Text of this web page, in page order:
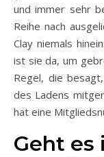
und immer sehr
Reihe nach
Clay niemals
ist sie da, um
Regel, die
des Ladens
hat eine
Geht es